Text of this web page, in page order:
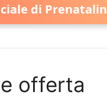
di Prenatalin
offerta